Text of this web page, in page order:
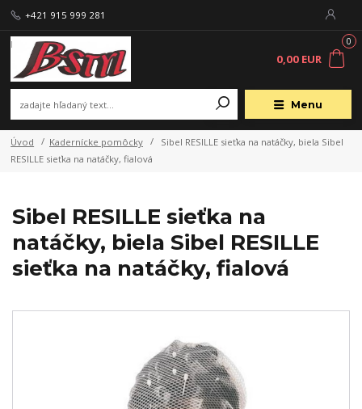
Menu
+421 915 999 281
0
0,00 EUR
Úvod Kadernícke pomôcky
Sibel RESILLE sieťka na natáčky, biela Sibel
RESILLE sieťka na natáčky, fialová
Sibel RESILLE sieťka na
natáčky, biela Sibel RESILLE
sieťka na natáčky, fialová